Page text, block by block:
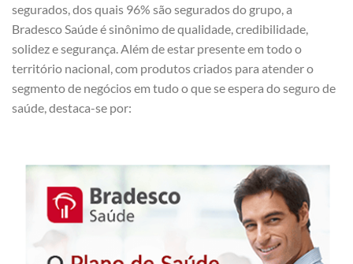
segurados, dos quais 96% são segurados do grupo, a
Bradesco Saúde é sinônimo de qualidade, credibilidade,
solidez e segurança. Além de estar presente em todo o
território nacional, com produtos criados para atender o
segmento de negócios em tudo o que se espera do seguro de
saúde, destaca-se por: